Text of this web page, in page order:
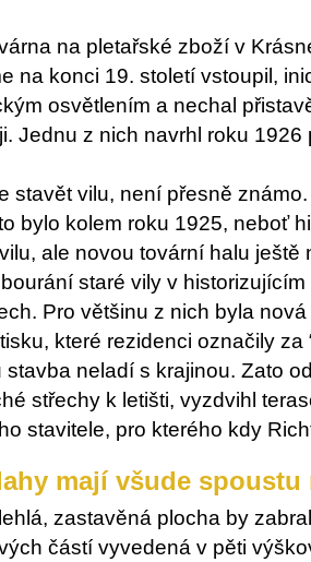
na pletařské zboží v
na konci 19. století vstoupil,
osvětlením a nechal
Jednu z nich navrhl roku
stavět vilu, není přesně
bylo kolem roku 1925, neboť
ale novou tovární halu ještě
staré vily v
Pro většinu z nich byla
které rezidenci označily za
stavba neladí s krajinou. Zato
střechy k letišti, vyzdvihl
stavitele, pro kterého kdy
mají všude
zastavěná plocha by
částí vyvedená v pěti